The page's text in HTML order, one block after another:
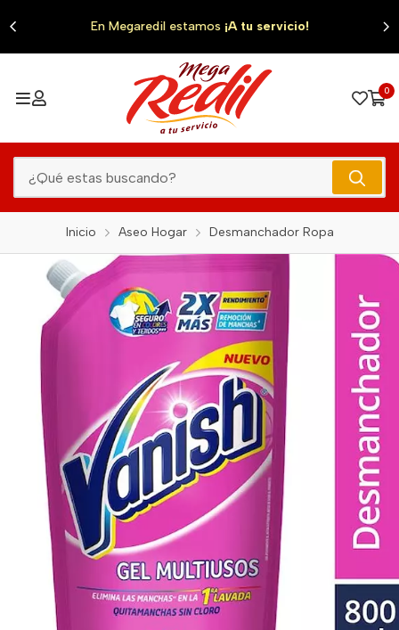
En Megaredil estamos ¡A tu servicio!
0
Inicio Aseo Hogar Desmanchador Ropa